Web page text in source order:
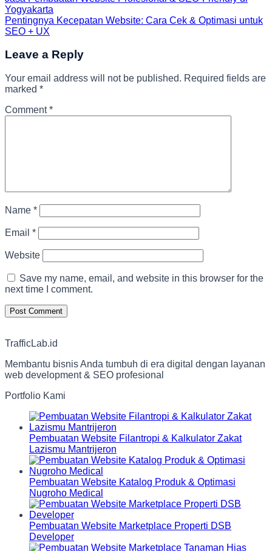
Yogyakarta
Pentingnya Kecepatan Website: Cara Cek & Optimasi untuk
SEO + UX
Leave a Reply
Your email address will not be published. Required fields are
marked *
Comment*
Name *
Email *
Website
Save my name, email, and website in this browser for the
next time I comment.
TrafficLab.id
Membantu bisnis Anda tumbuh di era digital dengan layanan
web development & SEO profesional
Portfolio Kami
Pembuatan Website Filantropi & Kalkulator Zakat
Lazismu Mantrijeron
Pembuatan Website Katalog Produk & Optimasi
Nugroho Medical
Pembuatan Website Marketplace Properti DSB
Developer